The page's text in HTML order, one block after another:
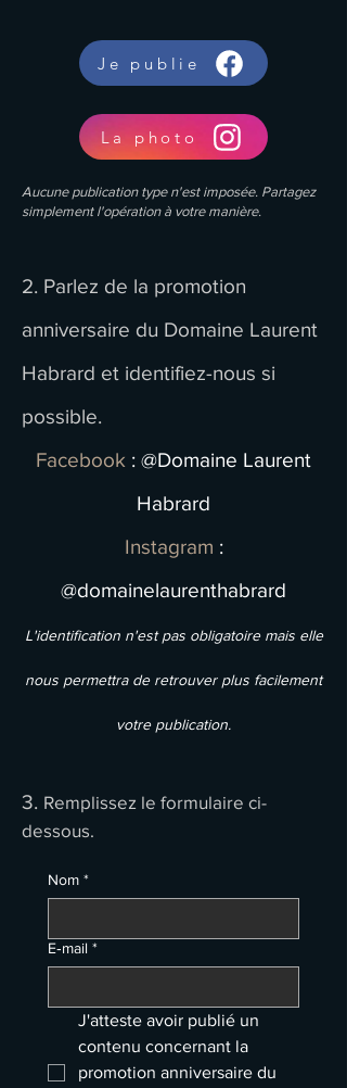
Je publie
La photo
Aucune publication type n'est imposée. Partagez
simplement l'opération à votre manière.
2. Parlez de la promotion
anniversaire du Domaine Laurent
Habrard et identifiez-nous si
possible.
Facebook : @Domaine Laurent
Habrard
Instagram :
@domainelaurenthabrard
L'identification n'est pas obligatoire mais elle
nous permettra de retrouver plus facilement
votre publication.
3. Remplissez le formulaire ci-
dessous.
Nom *
E‑mail *
J'atteste avoir publié un
contenu concernant la
promotion anniversaire du